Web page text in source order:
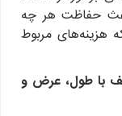
حفاظت هر چه
هزینه‌های مربوط
در 9 سایز مختلف با طول، عرض و